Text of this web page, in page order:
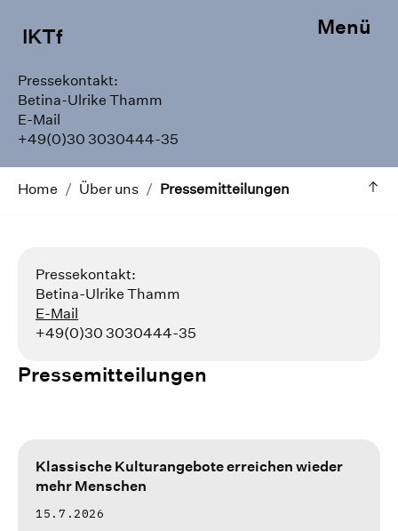
IKTf Menü
Pressekontakt:
Betina-Ulrike Thamm
E-Mail
+49(0)30 3030444-35
Home / Über uns / Pressemitteilungen
Pressekontakt:
Betina-Ulrike Thamm
E-Mail
+49(0)30 3030444-35
Pressemitteilungen
Klassische Kulturangebote erreichen wieder
mehr Menschen
15.7.2026